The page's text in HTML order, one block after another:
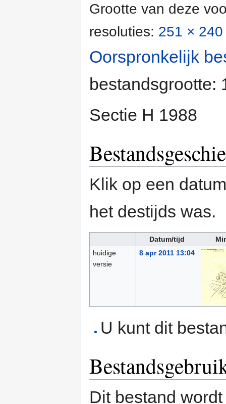
Grootte van deze
resoluties: 251 ×
Oorspronkelijk
bestandsgrootte:
Sectie H 1988
Klik op een
het destijds was.
Datum/tijd
huidige
versie
8 apr 2011 13:04
U kunt dit
Dit bestand